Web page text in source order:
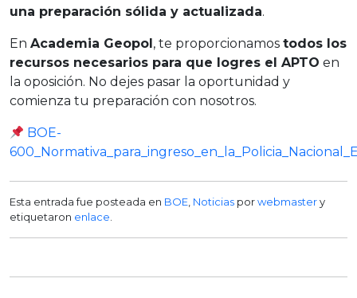
una preparación sólida y actualizada.
En Academia Geopol, te proporcionamos todos los
recursos necesarios para que logres el APTO en
la oposición. No dejes pasar la oportunidad y
comienza tu preparación con nosotros.
BOE-
Esta entrada fue posteada en BOE Noticias porwebmastery
etiquetaron enlace